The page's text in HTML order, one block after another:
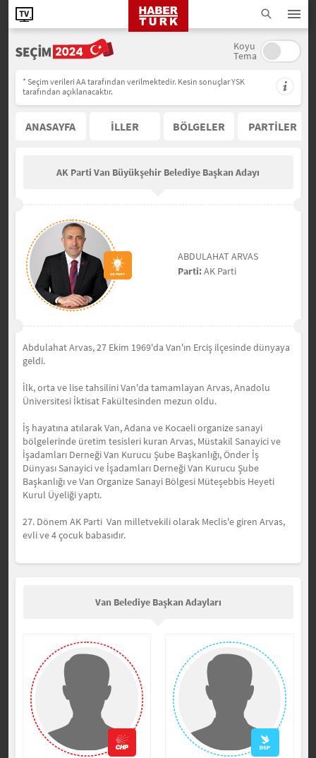
Koyu
Tema
* Seçim verileri AA tarafından verilmektedir. Kesin sonuçlar YSK
tarafından açıklanacaktır.
ANASAYFA İLLER BÖLGELER PARTİLER
AK Parti Van Büyükşehir Belediye Başkan Adayı
ABDULAHAT ARVAS
Parti:AK Parti
Abdulahat Arvas, 27 Ekim 1969'da Van'ın Erciş ilçesinde dünyaya
geldi.
İlk, orta ve lise tahsilini Van'da tamamlayan Arvas, Anadolu
Üniversitesi İktisat Fakültesinden mezun oldu.
İş hayatına atılarak Van, Adana ve Kocaeli organize sanayi
bölgelerinde üretim tesisleri kuran Arvas, Müstakil Sanayici ve
İşadamları Derneği Van Kurucu Şube Başkanlığı, Önder İş
Dünyası Sanayici ve İşadamları Derneği Van Kurucu Şube
Başkanlığı ve Van Organize Sanayi Bölgesi Müteşebbis Heyeti
Kurul Üyeliği yaptı.
27. Dönem AK Parti Van milletvekili olarak Meclis'e giren Arvas,
evli ve 4 çocuk babasıdır.
Van Belediye Başkan Adayları